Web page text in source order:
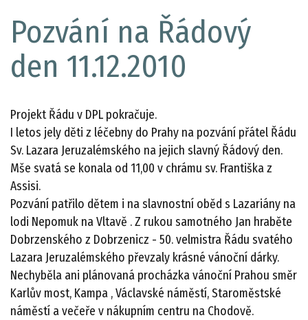
Pozvání na Řádový
den 11.12.2010
Projekt Řádu v DPL pokračuje.
I letos jely děti z léčebny do Prahy na pozvání přátel Řádu
Sv. Lazara Jeruzalémského na jejich slavný Řádový den.
Mše svatá se konala od 11,00 v chrámu sv. Františka z
Assisi.
Pozvání patřilo dětem i na slavnostní oběd s Lazariány na
lodi Nepomuk na Vltavě . Z rukou samotného Jan hraběte
Dobrzenského z Dobrzenicz - 50. velmistra Řádu svatého
Lazara Jeruzalémského převzaly krásné vánoční dárky.
Nechyběla ani plánovaná procházka vánoční Prahou směr
Karlův most, Kampa , Václavské náměstí, Staroměstské
náměstí a večeře v nákupním centru na Chodově.